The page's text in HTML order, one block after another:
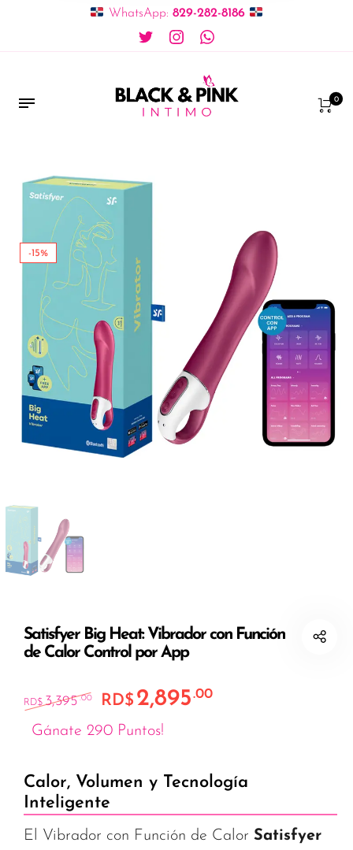
WhatsApp: 829-282-8186
0
-15%
Satisfyer Big Heat: Vibrador con Función
de Calor Control por App
RD$ 3,395.00 El precio original era: RD$3,395.00.
RD$ 2,895.00El precio actual es:
Gánate 290 Puntos!
Calor, Volumen y Tecnología
Inteligente
El Vibrador con Función de Calor Satisfyer